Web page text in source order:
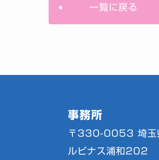
一覧に戻る
事務所
〒330-0053埼
ルピナス浦和202